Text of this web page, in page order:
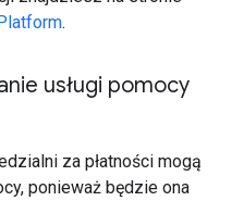
.
usługi pomocy
za płatności mogą
ponieważ będzie ona